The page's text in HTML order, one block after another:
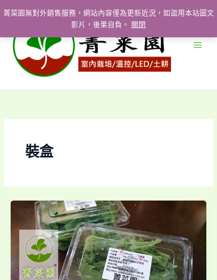
菁菜園無對外銷售服務，網站內容僅為更新近況，如盜用本站圖文
影片，後果自負。
關閉
至
要
裝盒